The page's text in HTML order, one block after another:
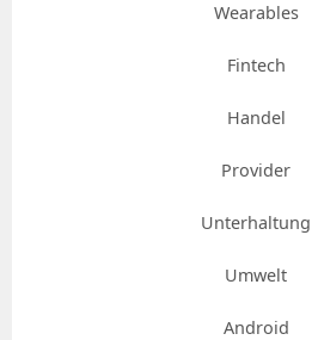
Wearables
Fintech
Handel
Provider
Unterhaltung
Umwelt
Android